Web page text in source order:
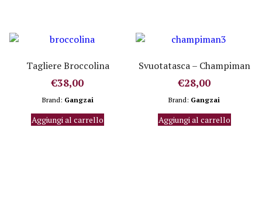
Tagliere Broccolina
€38,00
Brand: Gangzai
Aggiungi al carrello
Svuotatasca – Champiman
€28,00
Brand: Gangzai
Aggiungi al carrello